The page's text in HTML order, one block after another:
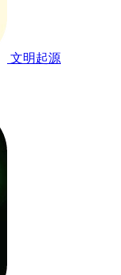
文明起源